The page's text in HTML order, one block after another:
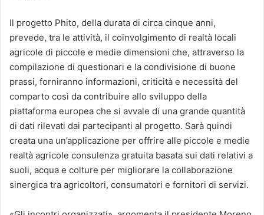
Il progetto Phito, della durata di circa cinque anni,
prevede, tra le attività, il coinvolgimento di realtà locali
agricole di piccole e medie dimensioni che, attraverso la
compilazione di questionari e la condivisione di buone
prassi, forniranno informazioni, criticità e necessità del
comparto così da contribuire allo sviluppo della
piattaforma europea che si avvale di una grande quantità
di dati rilevati dai partecipanti al progetto. Sarà quindi
creata una un’applicazione per offrire alle piccole e medie
realtà agricole consulenza gratuita basata sui dati relativi a
suoli, acqua e colture per migliorare la collaborazione
sinergica tra agricoltori, consumatori e fornitori di servizi.